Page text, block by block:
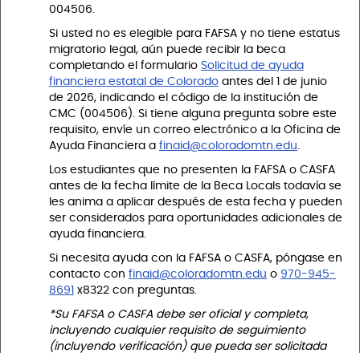
004506.
Si usted no es elegible para FAFSA y no tiene estatus
migratorio legal, aún puede recibir la beca
completando el formulario Solicitud de ayuda
financiera estatal de Colorado antes del 1 de junio
de 2026, indicando el código de la institución de
CMC (004506). Si tiene alguna pregunta sobre este
requisito, envíe un correo electrónico a la Oficina de
Ayuda Financiera a finaid@coloradomtn.edu
Los estudiantes que no presenten la FAFSA o CASFA
antes de la fecha límite de la Beca Locals todavía se
les anima a aplicar después de esta fecha y pueden
ser considerados para oportunidades adicionales de
ayuda financiera.
Si necesita ayuda con la FAFSA o CASFA, póngase en
contacto con finaid@coloradomtn.edu o 970-945-
8691 x8322 con preguntas.
*Su FAFSA o CASFA debe ser oficial y completa,
incluyendo cualquier requisito de seguimiento
(incluyendo verificación) que pueda ser solicitada